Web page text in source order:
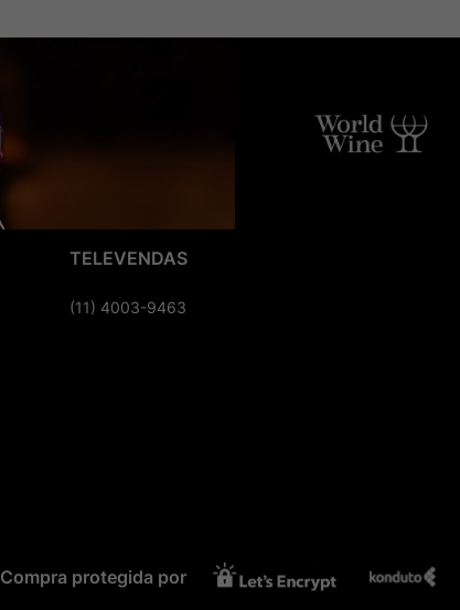
TELEVENDAS
(11) 4003-9463
Compra protegida por